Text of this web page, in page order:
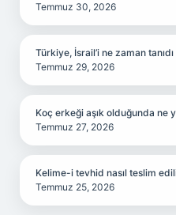
Temmuz 30, 2026
Türkiye, İsrail’i ne zaman tanıdı
Temmuz 29, 2026
Koç erkeği aşık olduğunda ne
Temmuz 27, 2026
Kelime-i tevhid nasıl teslim
Temmuz 25, 2026